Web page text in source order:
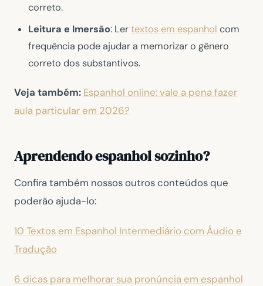
correto.
Leitura e Imersão: Lertextos em espanhol com
frequência pode ajudar a memorizar o gênero
correto dos substantivos.
Veja também: Espanhol online: vale a pena fazer
aula particular em 2026?
Aprendendo espanhol sozinho?
Confira também nossos outros conteúdos que
poderão ajuda-lo:
10 Textos em Espanhol Intermediário com Áudio e
Tradução
6 dicas para melhorar sua pronúncia em espanhol